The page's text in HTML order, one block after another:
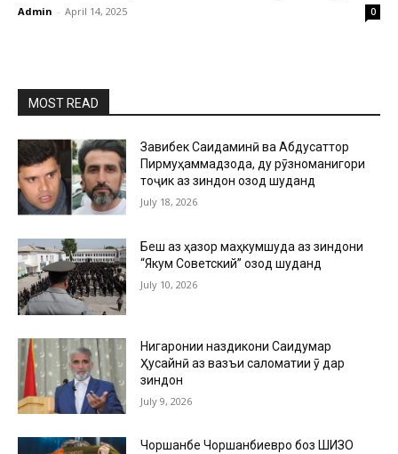
Admin - April 14, 2025 0
MOST READ
Завқибек Саидаминӣ ва Абдусаттор
Пирмуҳаммадзода, ду рӯзноманигори
тоҷик аз зиндон озод шуданд
July 18, 2026
Беш аз ҳазор маҳкумшуда аз зиндони
“Якум Советский” озод шуданд
July 10, 2026
Нигаронии наздикони Саидумар
Ҳусайнӣ аз вазъи саломатии ӯ дар
зиндон
July 9, 2026
Чоршанбе Чоршанбиевро боз ШИЗО